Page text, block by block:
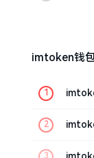
imtoken钱